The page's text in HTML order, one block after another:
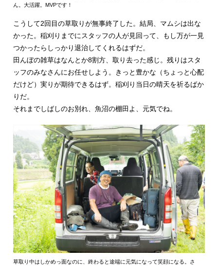
ん。大活躍。MVPです！
こうして2回目の草取りが無事終了した。結局、マムシは出な
かった。稲刈りまでにスタッフの人が見回って、もし万が一見
つかったらしっかり退治してくれるはずだ。
田んぼの雑草はなんとか8割方、取り去った感じ。残りはスタ
ッフのみなさんにお任せしよう。きっと豊かな（ちょっと心配
だけど）実りが期待できるはず。稲刈り当日の晴天を祈るばか
りだ。
それまでしばしのお別れ、魚沼の棚田よ、元気でね。
草取り中はしかめっ面なのに、終わると途端に元気になって笑顔になる。さ